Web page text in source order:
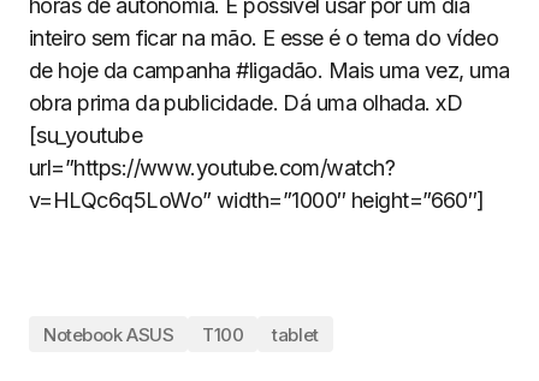
horas de autonomia. É possível usar por um dia
inteiro sem ficar na mão. E esse é o tema do vídeo
de hoje da campanha #ligadão. Mais uma vez, uma
obra prima da publicidade. Dá uma olhada. xD
[su_youtube
url=”https://www.youtube.com/watch?
v=HLQc6q5LoWo” width=”1000″ height=”660″]
Notebook ASUS T100 tablet